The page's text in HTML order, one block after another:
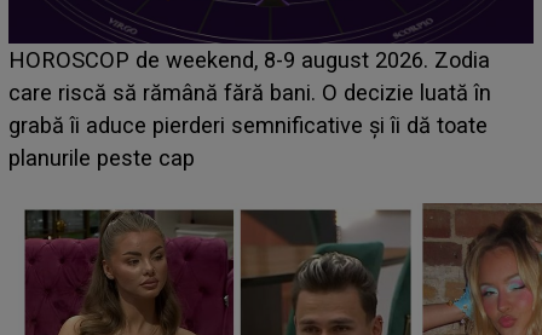
HOROSCOP de weekend, 8-9 august 2026. Zodia
care riscă să rămână fără bani. O decizie luată în
grabă îi aduce pierderi semnificative și îi dă toate
planurile peste cap